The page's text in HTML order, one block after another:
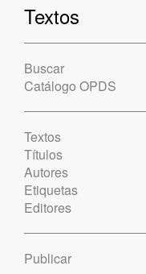
Textos
Buscar
Catálogo OPDS
Textos
Títulos
Autores
Etiquetas
Editores
Publicar